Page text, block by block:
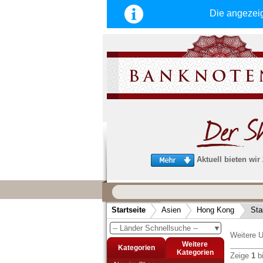
Die
Aktuell bieten wir
schnellen, sicheren und
Service
Schneller und sicherer Versand-
Bestellungen werktags bis 14:00 Uhr,
noch am selben Tag verschickt
(Versand mit DHL oder Deutsche Post)
Startseite Asien Hong Kong
▼
-- Länder Schnellsuche --
Kategorien
Weitere
Kategorien
Weitere
Zeige 1